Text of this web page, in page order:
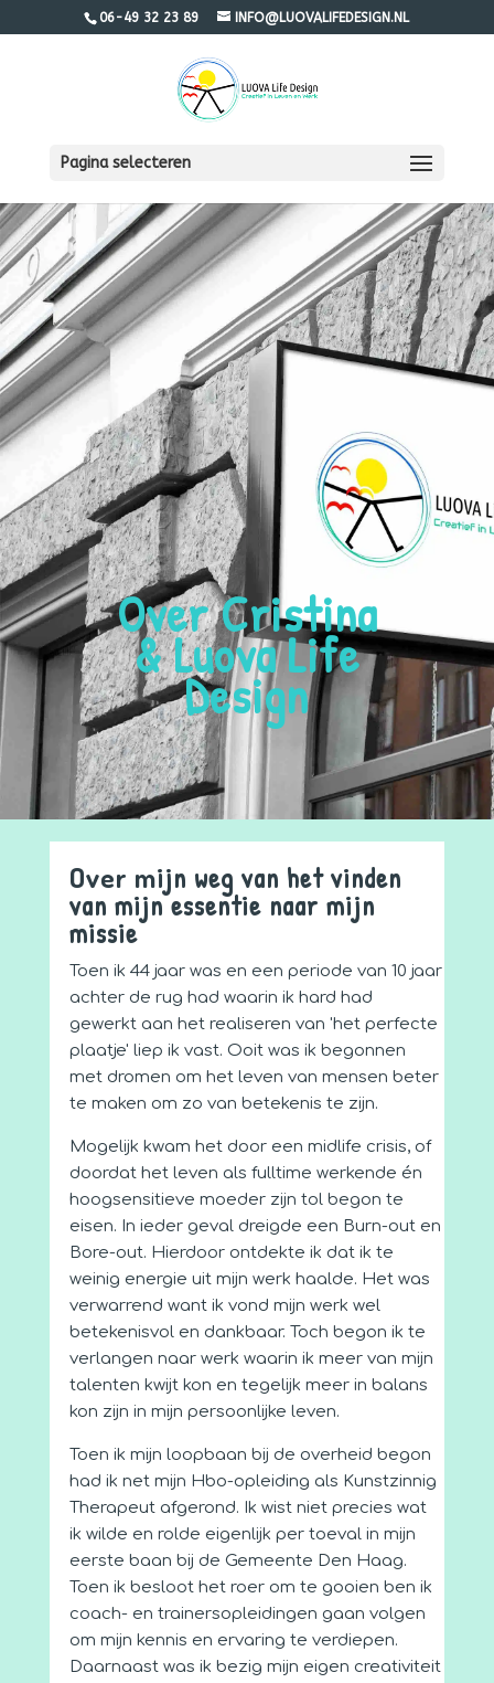
06-49 32 23 89 INFO@LUOVALIFEDESIGN.NL
Pagina selecteren
Over Cristina
& Luova Life
Design
Over mijn weg van het vinden
van mijn essentie naar mijn
missie
Toen ik 44 jaar was en een periode van 10 jaar
achter de rug had waarin ik hard had
gewerkt aan het realiseren van 'het perfecte
plaatje' liep ik vast. Ooit was ik begonnen
met dromen om het leven van mensen beter
te maken om zo van betekenis te zijn.
Mogelijk kwam het door een midlife crisis, of
doordat het leven als fulltime werkende én
hoogsensitieve moeder zijn tol begon te
eisen. In ieder geval dreigde een Burn-out en
Bore-out. Hierdoor ontdekte ik dat ik te
weinig energie uit mijn werk haalde. Het was
verwarrend want ik vond mijn werk wel
betekenisvol en dankbaar. Toch begon ik te
verlangen naar werk waarin ik meer van mijn
talenten kwijt kon en tegelijk meer in balans
kon zijn in mijn persoonlijke leven.
Toen ik mijn loopbaan bij de overheid begon
had ik net mijn Hbo-opleiding als Kunstzinnig
Therapeut afgerond. Ik wist niet precies wat
ik wilde en rolde eigenlijk per toeval in mijn
eerste baan bij de Gemeente Den Haag.
Toen ik besloot het roer om te gooien ben ik
coach- en trainersopleidingen gaan volgen
om mijn kennis en ervaring te verdiepen.
Daarnaast was ik bezig mijn eigen creativiteit